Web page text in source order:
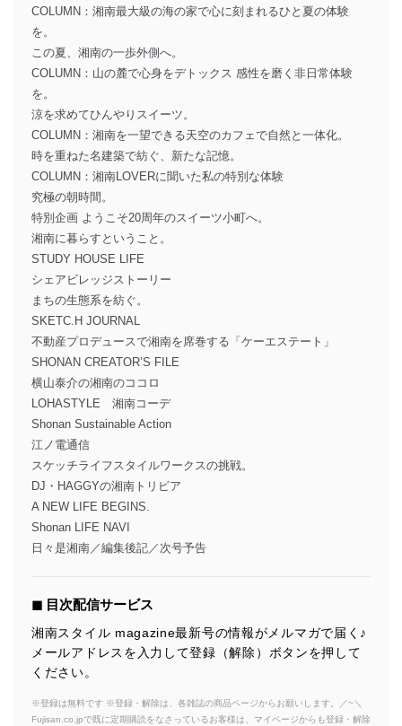
COLUMN：湘南最大級の海の家で心に刻まれるひと夏の体験
を。
この夏、湘南の一歩外側へ。
COLUMN：山の麓で心身をデトックス 感性を磨く非日常体験
を。
涼を求めてひんやりスイーツ。
COLUMN：湘南を一望できる天空のカフェで自然と一体化。
時を重ねた名建築で紡ぐ、新たな記憶。
COLUMN：湘南LOVERに聞いた私の特別な体験
究極の朝時間。
特別企画 ようこそ20周年のスイーツ小町へ。
湘南に暮らすということ。
STUDY HOUSE LIFE
シェアビレッジストーリー
まちの生態系を紡ぐ。
SKETC.H JOURNAL
不動産プロデュースで湘南を席巻する「ケーエステート」
SHONAN CREATOR’S FILE
横山泰介の湘南のココロ
LOHASTYLE 湘南コーデ
Shonan Sustainable Action
江ノ電通信
スケッチライフスタイルワークスの挑戦。
DJ・HAGGYの湘南トリビア
A NEW LIFE BEGINS.
Shonan LIFE NAVI
日々是湘南／編集後記／次号予告
◼︎ 目次配信サービス
湘南スタイル magazine最新号の情報がメルマガで届く♪
メールアドレスを入力して登録（解除）ボタンを押して
ください。
※登録は無料です ※登録・解除は、各雑誌の商品ページからお願いします。／~＼
Fujisan.co.jpで既に定期購読をなさっているお客様は、マイページからも登録・解除